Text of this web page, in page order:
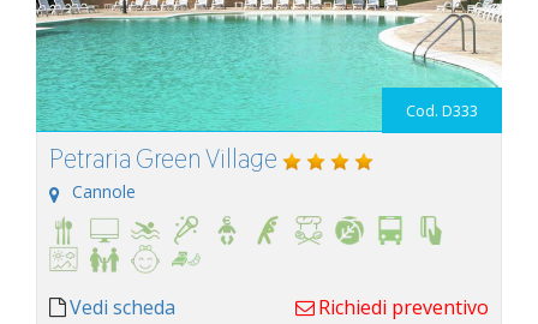
Cod. D333
Petraria Green Village
Cannole
Vedi scheda Richiedi preventivo